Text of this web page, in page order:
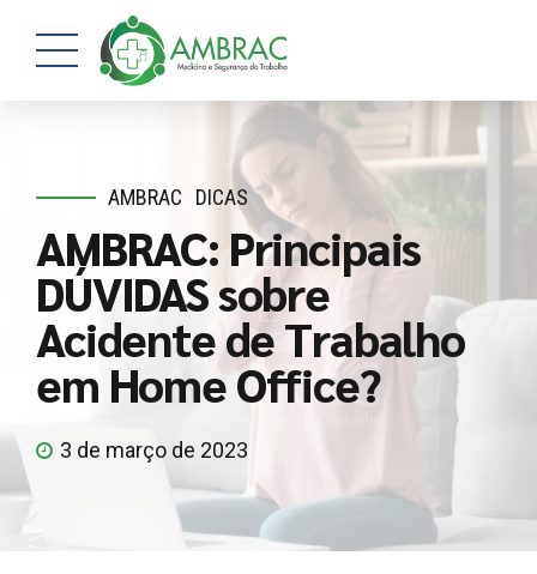
AMBRAC DICAS
AMBRAC: Principais
DÚVIDAS sobre
Acidente de Trabalho
em Home Office?
3 de março de 2023